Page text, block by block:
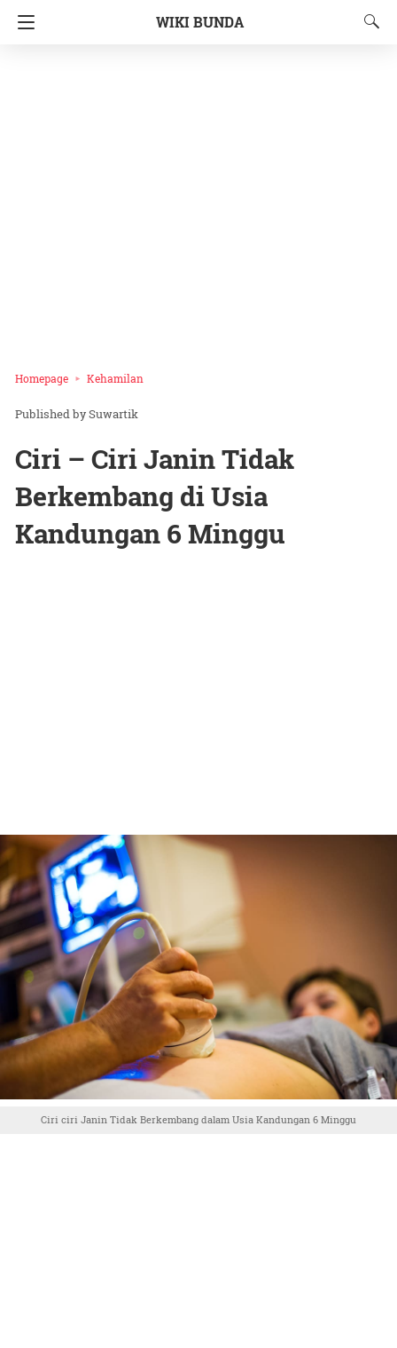
WIKI BUNDA
Homepage Kehamilan
Suwartik
Ciri – Ciri Janin Tidak
Berkembang di Usia
Kandungan 6 Minggu
Ciri ciri Janin Tidak Berkembang dalam Usia Kandungan 6 Minggu